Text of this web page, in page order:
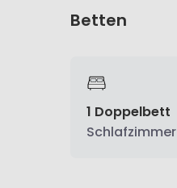
Betten
1 Doppelbett
Schlafzimmer